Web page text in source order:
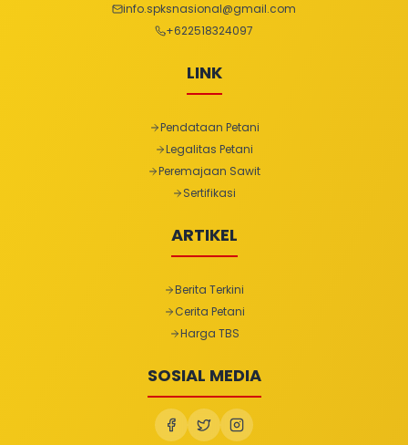
info.spksnasional@gmail.com
+622518324097
LINK
Pendataan Petani
Legalitas Petani
Peremajaan Sawit
Sertifikasi
ARTIKEL
Berita Terkini
Cerita Petani
Harga TBS
SOSIAL MEDIA